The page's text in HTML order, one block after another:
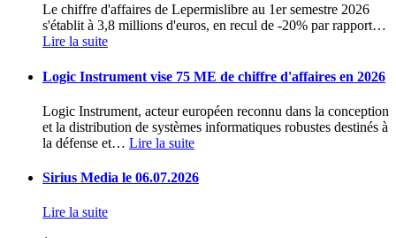
Le chiffre d'affaires de Lepermislibre au 1er semestre 2026
s'établit à 3,8 millions d'euros, en recul de -20% par rapport…
Lire la suite
Logic Instrument vise 75 ME de chiffre d'affaires en 2026
Logic Instrument, acteur européen reconnu dans la conception
et la distribution de systèmes informatiques robustes destinés à
la défense et… Lire la suite
Sirius Media le 06.07.2026
Lire la suite